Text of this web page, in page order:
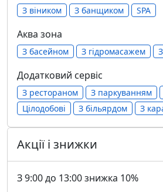
З віником З банщиком SPA
Аква зона
З басейном З гідромасажем
Додатковий сервіс
З рестораном З паркуванням
Цілодобові
З більярдом З
Акції і знижки
З 9:00 до 13:00 знижка 10%